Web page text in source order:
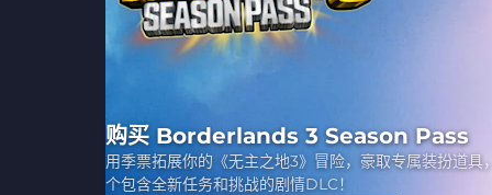
购买 Borderlands 3 Season Pass
用季票拓展你的《无主之地3》冒险，豪取专属装扮道具
个包含全新任务和挑战的剧情DLC！